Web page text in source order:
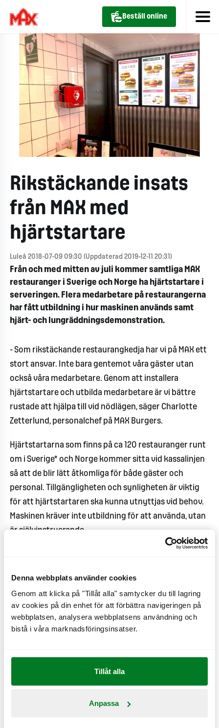
Denna webbplats använder cookies
Genom att klicka på "Tillåt alla" samtycker du till lagring
av cookies på din enhet för att förbättra navigeringen på
webbplatsen, analysera webbplatsens användning och
bistå i våra marknadsföringsinsatser.
Tillåt alla
Anpassa
Beställ online
Rikstäckande insats
från MAX med
hjärtstartare
Luleå 2018-07-09 09:30 (Uppdaterad 2019-12-11 20:31)
Från och med mitten av juli kommer samtliga MAX
restauranger i Sverige och Norge ha hjärtstartare i
serveringen. Flera medarbetare på restaurangerna
har fått utbildning i hur maskinen används samt
hjärt- och lungräddningsdemonstration.
- Som rikstäckande restaurangkedja har vi på MAX ett
stort ansvar. Inte bara gentemot våra gäster utan
också våra medarbetare. Genom att installera
hjärtstartare och utbilda medarbetare är vi bättre
rustade att hjälpa till vid nödlägen, säger Charlotte
Zetterlund, personalchef på MAX Burgers.
Hjärtstartarna som finns på ca 120 restauranger runt
om i Sverige* och Norge kommer sitta vid kassalinjen
så att de blir lätt åtkomliga för både gäster och
personal. Tillgängligheten och synligheten är viktig
för att hjärtstartaren ska kunna utnyttjas vid behov.
Maskinen kräver inte utbildning för att använda, utan
är självinstruerande.
utbildning i hjärt- och lungräddning och genomgång
av hur hjärtstartaren används så har vi på
restaurangen bra kunskap om hur vi ska agera i
nödläge, berättar Kerstin Engström som är
att man som medarbetare vill utvecklas inom MAX